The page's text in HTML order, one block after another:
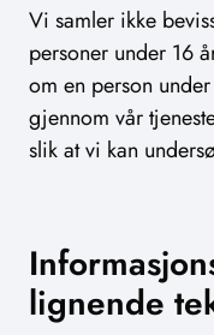
Vi samler ikke
personer under 16
om en person
gjennom vår
slik at vi kan
lignende